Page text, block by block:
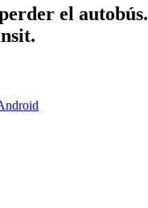
el autobús.